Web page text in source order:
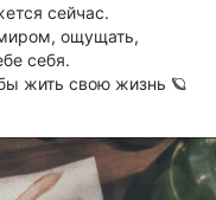
сейчас.
ощущать,
себя.
жить свою жизнь 🪐